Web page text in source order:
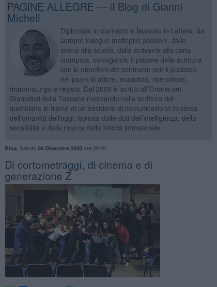
PAGINE ALLEGRE — il Blog di Gianni
Micheli
Diplomato in clarinetto e laureato in Lettere, da
sempre insegue molteplici passioni, dalla
scena alla scuola, dalla scrivania alla carta
stampata, coniugando il piacere della scrittura
con le emozioni del confronto con il pubblico,
nei panni di attore, musicista, ricercatore,
drammaturgo e regista. Dal 2009 è iscritto all’Ordine dei
Giornalisti della Toscana riversando nella scrittura del
quotidiano le trame di un desiderio di comunicazione in cerca
dell’umanità dell’oggi, ispirata dalle doti dell’intelligenza, della
sensibilità e della ricerca della felicità immateriale.
Blog Sabato 26 Dicembre 2020ore 09:30
​Di cortometraggi, di cinema e di
generazione Z